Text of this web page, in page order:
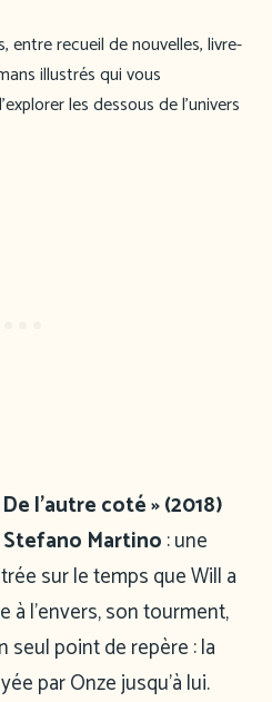
entre recueil de nouvelles, livre-
illustrés qui vous
les dessous de l’univers
l’autre coté » (2018)
Martino: une
sur le temps que Will a
à l’envers, son tourment,
seul point de repère : la
par Onze jusqu’à lui.